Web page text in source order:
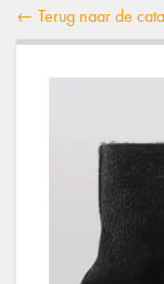
← Terug naar de